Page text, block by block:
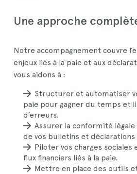
Une approche
Notre accompagnement couvre
enjeux liés à la paie et aux
vous aidons à :
Structurer et automatiser
paie pour gagner du temps et
d’erreurs.
Assurer la conformité
de vos bulletins et déclarations
Piloter vos charges sociales
flux financiers liés à la paie.
Mettre en place des outils